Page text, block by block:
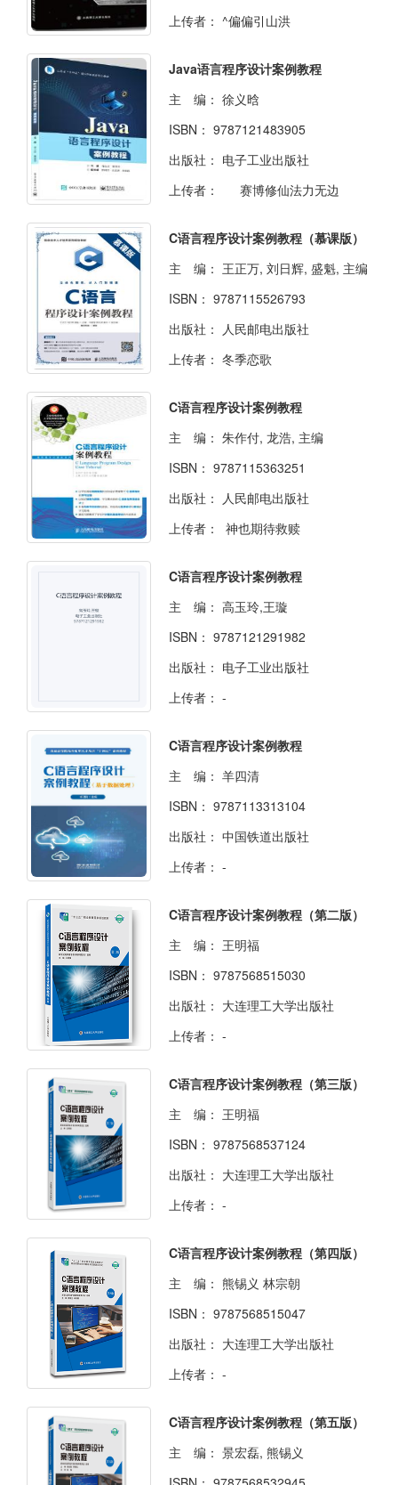
上传者： ^偏偏引山洪
Java语言程序设计案例教程
主 编： 徐义晗
ISBN： 9787121483905
出版社： 电子工业出版社
上传者：
赛博修仙法力无边
C语言程序设计案例教程（慕课版）
主 编： 王正万, 刘日辉, 盛魁, 主编
ISBN： 9787115526793
出版社：
人民邮电出版社
上传者： 冬季恋歌
C语言程序设计案例教程
主 编： 朱作付, 龙浩, 主编
ISBN： 9787115363251
出版社：
人民邮电出版社
上传者：
神也期待救赎
C语言程序设计案例教程
主 编： 高玉玲,王璇
ISBN： 9787121291982
出版社： 电子工业出版社
上传者： -
C语言程序设计案例教程
主 编： 羊四清
ISBN： 9787113313104
出版社： 中国铁道出版社
上传者： -
C语言程序设计案例教程（第二版）
主 编： 王明福
ISBN： 9787568515030
出版社： 大连理工大学出版社
上传者： -
C语言程序设计案例教程（第三版）
主 编： 王明福
ISBN： 9787568537124
出版社： 大连理工大学出版社
上传者： -
C语言程序设计案例教程（第四版）
主 编： 熊锡义 林宗朝
ISBN： 9787568515047
出版社： 大连理工大学出版社
上传者： -
C语言程序设计案例教程（第五版）
主 编： 景宏磊, 熊锡义